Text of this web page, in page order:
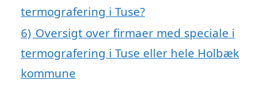
termografering i Tuse?
6) Oversigt over firmaer med speciale i
termografering i Tuse eller hele Holbæk
kommune